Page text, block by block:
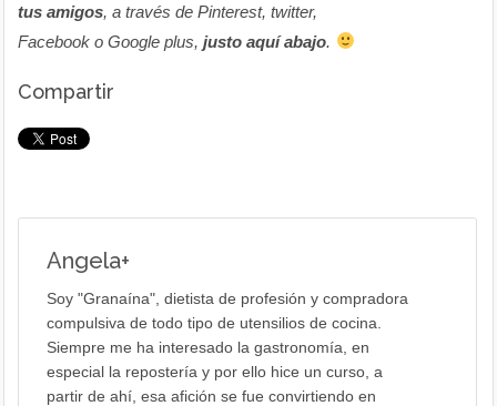
tus amigos, a través de Pinterest, twitter,
Facebook o Google plus,justo aquí abajo.
Compartir
Angela+
Soy "Granaína", dietista de profesión y compradora
compulsiva de todo tipo de utensilios de cocina.
Siempre me ha interesado la gastronomía, en
especial la repostería y por ello hice un curso, a
partir de ahí, esa afición se fue convirtiendo en